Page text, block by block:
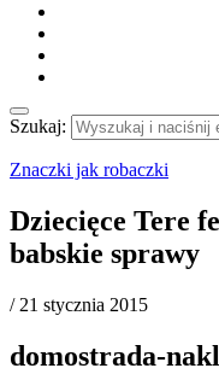
Szukaj:
Znaczki jak robaczki
Dziecięce Tere
babskie sprawy
/ 21 stycznia 2015
domostrada-